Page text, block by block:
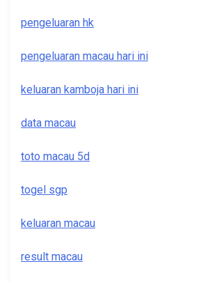
pengeluaran hk
pengeluaran macau hari ini
keluaran kamboja hari ini
data macau
toto macau 5d
togel sgp
keluaran macau
result macau